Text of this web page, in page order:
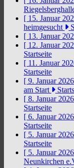
[ 15. Januar
heimgesucht
[ 13. Januar
[ 12. Januar
Startseite
[ 11. Januar
Startseite
[ 9. Januar
am Start
[ 8. Januar
Startseite
[ 6. Januar
Startseite
[ 5. Januar
Startseite
[ 5. Januar
Neunkirchen